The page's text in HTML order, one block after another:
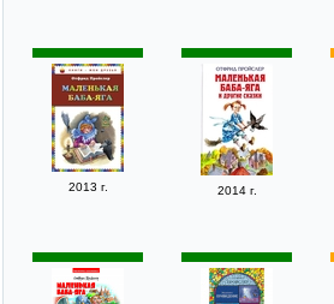
2013 г. 2014 г.